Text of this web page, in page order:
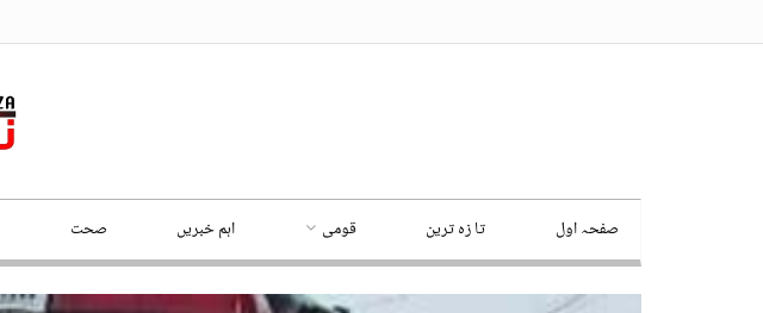
صفحہ اول تا زہ ترین قومی اہم خبریں صحت